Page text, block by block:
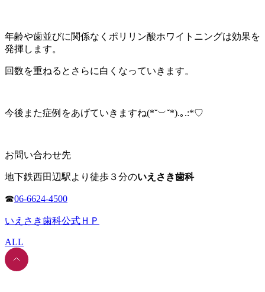
年齢や歯並びに関係なくポリリン酸ホワイトニングは効果を
発揮します。
回数を重ねるとさらに白くなっていきます。
今後また症例をあげていきますね(*˘︶˘*).｡.:*♡
お問い合わせ先
地下鉄西田辺駅より徒歩３分のいえさき歯科
☎06-6624-4500
いえさき歯科公式ＨＰ
ALL